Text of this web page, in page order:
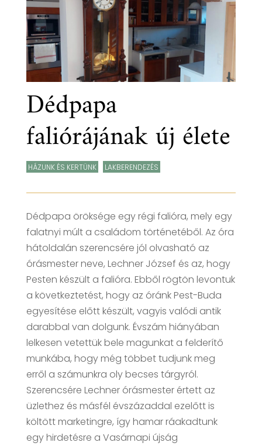
Dédpapa
faliórájának új élete
HÁZUNK ÉS KERTÜNK LAKBERENDEZÉS
Dédpapa öröksége egy régi falióra, mely egy
falatnyi múlt a családom történetéből. Az óra
hátoldalán szerencsére jól olvasható az
órásmester neve, Lechner József és az, hogy
Pesten készült a falióra. Ebből rögtön levontuk
a következtetést, hogy az óránk Pest-Buda
egyesítése előtt készült, vagyis valódi antik
darabbal van dolgunk. Évszám hiányában
lelkesen vetettük bele magunkat a felderítő
munkába, hogy még többet tudjunk meg
erről a számunkra oly becses tárgyról.
Szerencsére Lechner órásmester értett az
üzlethez és másfél évszázaddal ezelőtt is
költött marketingre, így hamar ráakadtunk
egy hirdetésre a Vasárnapi újság